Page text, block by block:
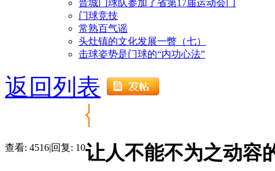
晋城门球队参加了省第17届运动会门
门球竞技
常熟百气谣
头灶镇的文化发展一瞥（七）
击球姿势是门球的“内功心法”
返回列表
查看: 4516|回复: 10让人不能不为之动容